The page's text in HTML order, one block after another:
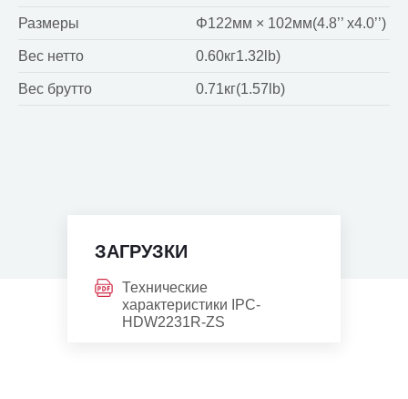
Размеры Φ122мм × 102мм(4.8’’ x4.0’’)
Вес нетто 0.60кг1.32lb)
Вес брутто 0.71кг(1.57lb)
Технические
характеристики IPC-
HDW2231R-ZS
ЗАГРУЗКИ